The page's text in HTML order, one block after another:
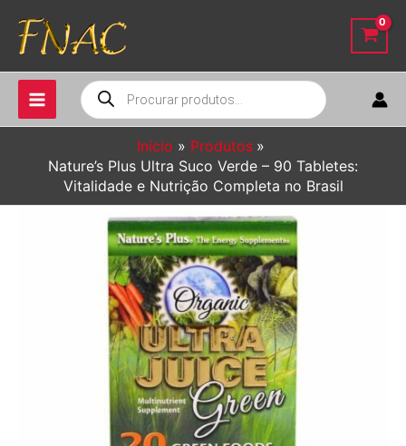
para
conteúdo
Pesquisar
produtos
Início
Produtos
Nature’s Plus Ultra Suco Verde – 90 Tabletes:
Vitalidade e Nutrição Completa no Brasil